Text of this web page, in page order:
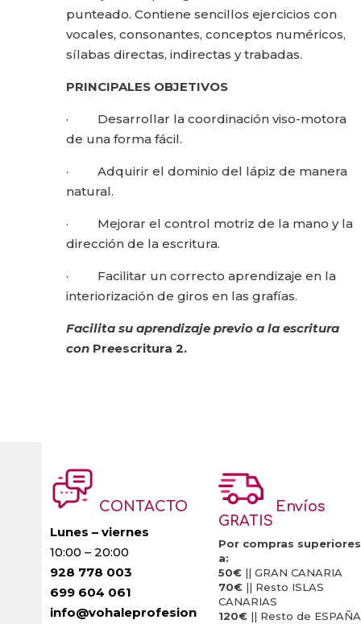
punteado. Contiene sencillos ejercicios con
vocales, consonantes, conceptos numéricos,
sílabas directas, indirectas y trabadas.
PRINCIPALES OBJETIVOS
· Desarrollar la coordinación viso-motora
de una forma fácil.
· Adquirir el dominio del lápiz de manera
natural.
· Mejorar el control motriz de la mano y la
dirección de la escritura.
· Facilitar un correcto aprendizaje en la
interiorización de giros en las grafías.
Facilita su aprendizaje previo a la escritura
con Preescritura 2.
CONTACTO
Lunes – viernes
10:00 – 20:00
928 778 003
699 604 061
info@vohaleprofesion
Envíos
GRATIS
Por compras superiores
a:
50€|| GRAN CANARIA
70€|| Resto ISLAS
CANARIAS
120€|| Resto de ESPAÑA